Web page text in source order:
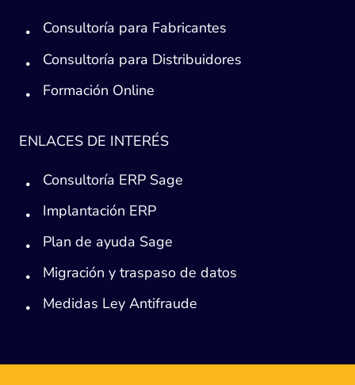
Consultoría para Fabricantes
Consultoría para Distribuidores
Formación Online
ENLACES DE INTERÉS
Consultoría ERP Sage
Implantación ERP
Plan de ayuda Sage
Migración y traspaso de datos
Medidas Ley Antifraude